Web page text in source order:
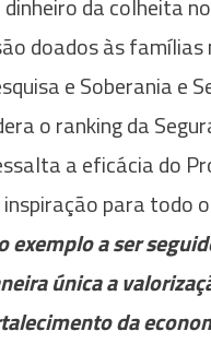
da colheita
doados às
e Soberania e
o ranking da
a eficácia do
para todo
a ser
única a
da